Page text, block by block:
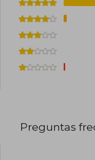
Preguntas